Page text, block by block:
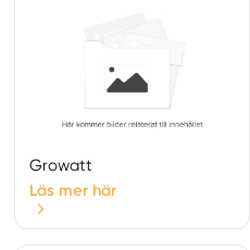
Growatt
Läs mer här